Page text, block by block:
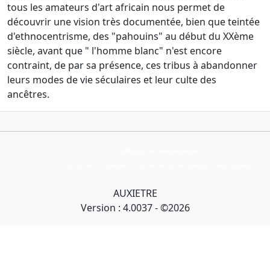
tous les amateurs d'art africain nous permet de
découvrir une vision très documentée, bien que teintée
d'ethnocentrisme, des "pahouins" au début du XXème
siècle, avant que " l'homme blanc" n'est encore
contraint, de par sa présence, ces tribus à abandonner
leurs modes de vie séculaires et leur culte des
ancêtres.
AUXIETRE
Version : 4.0037 - ©2026